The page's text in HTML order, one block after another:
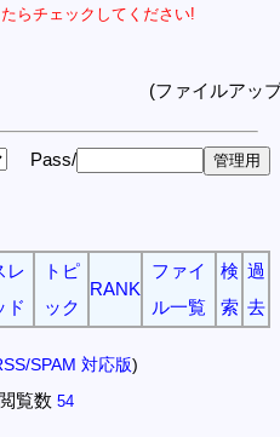
らチェックしてください!
(ファイルアッ
Pass/
レ
ド
トピ
ック
RANK
ファイ
ル一覧
検
索
過
去
SPAM 対応版)
覧数 54